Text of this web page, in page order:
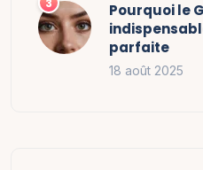
Pourquoi le
parfaite
18 août 2025